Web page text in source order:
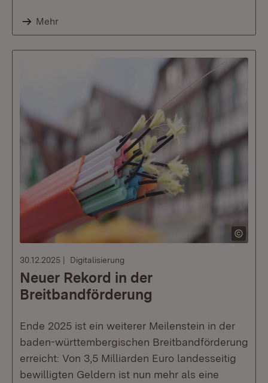
Mehr
30.12.2025 Digitalisierung
Neuer Rekord in der
Breitbandförderung
Ende 2025 ist ein weiterer Meilenstein in der
baden-württembergischen Breitbandförderung
erreicht: Von 3,5 Milliarden Euro landesseitig
bewilligten Geldern ist nun mehr als eine